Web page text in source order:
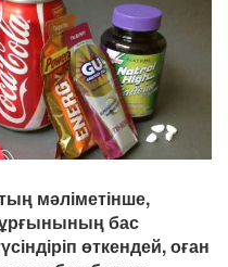
мәліметінше,
бас
өткендей, оған